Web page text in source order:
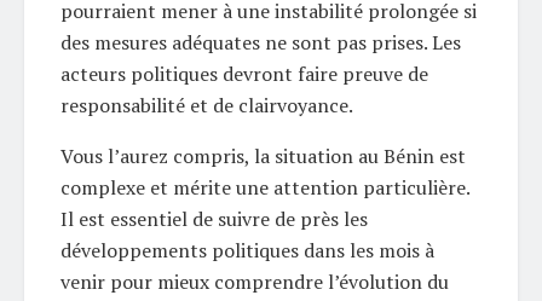
pourraient mener à une instabilité prolongée si
des mesures adéquates ne sont pas prises. Les
acteurs politiques devront faire preuve de
responsabilité et de clairvoyance.
Vous l’aurez compris, la situation au Bénin est
complexe et mérite une attention particulière.
Il est essentiel de suivre de près les
développements politiques dans les mois à
venir pour mieux comprendre l’évolution du